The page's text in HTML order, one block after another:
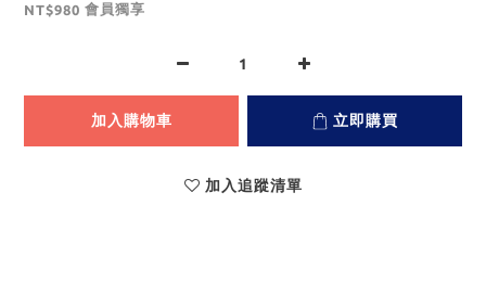
NT$980 會員獨享
加入購物車 立即購買
加入追蹤清單